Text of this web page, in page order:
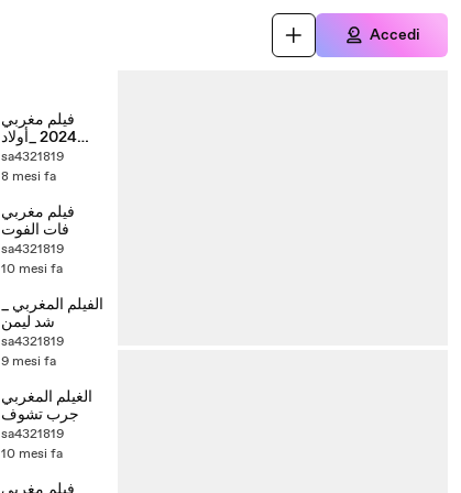
Accedi
فيلم مغربي
2024 _أولاد
اليوم_
sa4321819
8 mesi fa
فيلم مغربي
فات الفوت
sa4321819
10 mesi fa
الفيلم المغربي _
شد ليمن
sa4321819
9 mesi fa
الغيلم المغربي
جرب تشوف
sa4321819
10 mesi fa